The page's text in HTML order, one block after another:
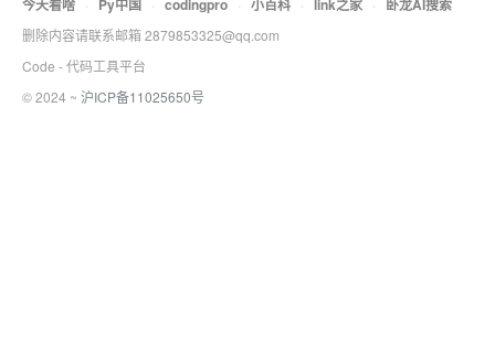
今天看啥 · Py中国 · codingpro · 小百科 · link之家 · 卧龙AI搜索
删除内容请联系邮箱 2879853325@qq.com
Code - 代码工具平台
© 2024 ~ 沪ICP备11025650号